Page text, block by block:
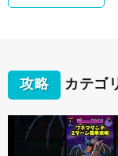
攻略 カテゴ